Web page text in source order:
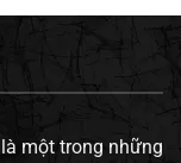
một trong những